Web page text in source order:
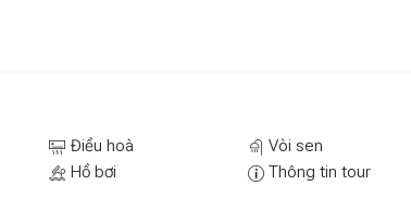
Beachfront
thả mình vào làn nước mát lạnh của hồ bơi riêng,
trình khám phá ẩm thực phong phú với4 nhà hàng và
Á tinh túy tại
Điều hoà
Vòi sen
Hồ bơi Thông tin tour